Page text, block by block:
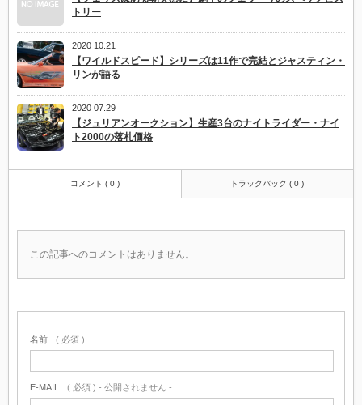
トリー
2020 10.21
【ワイルドスピード】シリーズは11作で完結とジャスティン・
リンが語る
2020 07.29
【ジュリアンオークション】生産3台のナイトライダー・ナイ
ト2000の落札価格
コメント ( 0 ) トラックバック ( 0 )
この記事へのコメントはありません。
名前 ( 必須 )
E-MAIL ( 必須 ) - 公開されません -